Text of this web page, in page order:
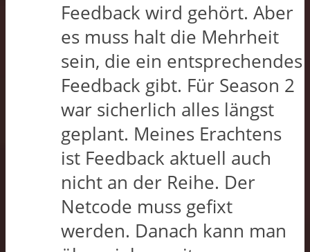
Feedback wird gehört. Aber
es muss halt die Mehrheit
sein, die ein entsprechendes
Feedback gibt. Für Season 2
war sicherlich alles längst
geplant. Meines Erachtens
ist Feedback aktuell auch
nicht an der Reihe. Der
Netcode muss gefixt
werden. Danach kann man